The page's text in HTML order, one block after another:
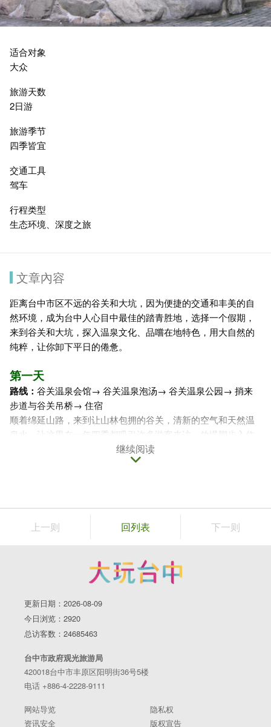
适合对象
大众
旅游天数
2日游
旅游季节
四季皆宜
交通工具
驾车
行程类型
生态环境、深度之旅
文章內容
距离台中市区不远的谷关和大坑，因为便捷的交通和丰美的自
然环境，成为台中人心目中最佳的踏青胜地，选择一个假期，
来到谷关和大坑，探入温泉文化、品嚐在地特色，用大自然的
纯粹，让你卸下平日的倦惫。
第一天
路线： 谷关温泉会馆→ 谷关温泉泡汤→ 谷关温泉公园→ 捎来
步道与谷关吊桥→ 住宿
顺着绵延山路，来到让山林包拥的谷关，清新的空气和天然温
泉水，让这里在一年四季都吸引许多游客来访，放慢脚步入住
一夜温泉乡，谷关的美好值得细细品味。
谷关游客中心暨入关博物馆
地址：台中市和平区东关路一段102号
继续阅读
上一则 回列表 下一则
更新日期：2026-08-09
今日浏览：2920
总访客数：24685463
台中市政府观光旅游局
420018台中市丰原区阳明街36号5楼
电话 +886-4-2228-9111
网站导览
隐私权
资讯安全
版权宣告